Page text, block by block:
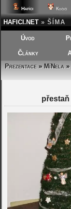
Hafíci Kočičí
HAFICI.NET » ŠÍMA
Úvod
Články
Prezentace» MíNela